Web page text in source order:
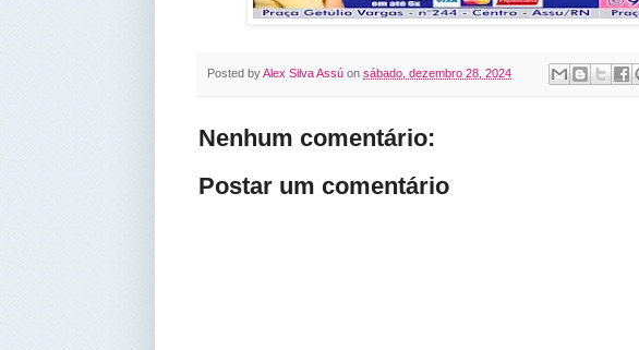
Posted byAlex Silva Assú on sábado, dezembro 28, 2024
Nenhum comentário:
Postar um comentário